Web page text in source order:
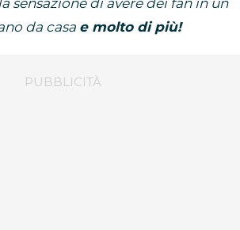
sensazione di avere dei fan in un
da casa e molto di più!